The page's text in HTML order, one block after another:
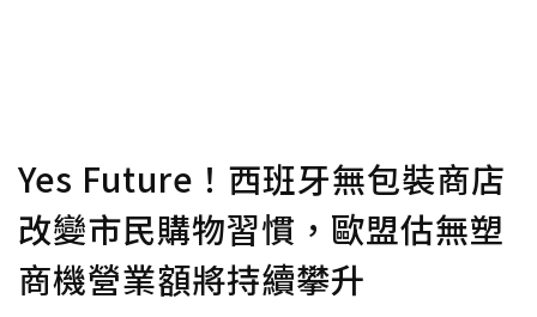
Yes Future！西班牙無包裝商店
改變市民購物習慣，歐盟估無塑
商機營業額將持續攀升